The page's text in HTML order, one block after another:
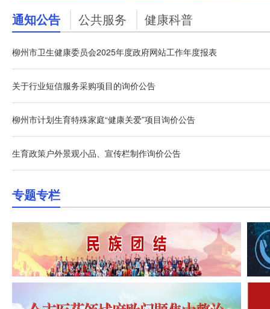
通知公告 公共服务 健康科普
柳州市卫生健康委员会2025年度政府网站工作年度报表
关于行业短信服务采购项目的询价公告
柳州市计划生育特殊家庭“健康关爱”项目询价公告
生育政策户外景观小品、宣传栏制作询价公告
专题专栏